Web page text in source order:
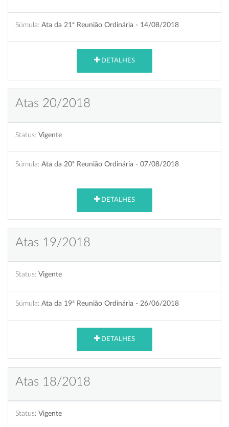
Súmula: Ata da 21ª Reunião Ordinária - 14/08/2018
DETALHES
Atas 20/2018
Status: Vigente
Súmula: Ata da 20ª Reunião Ordinária - 07/08/2018
DETALHES
Atas 19/2018
Status: Vigente
Súmula: Ata da 19ª Reunião Ordinária - 26/06/2018
DETALHES
Atas 18/2018
Status: Vigente